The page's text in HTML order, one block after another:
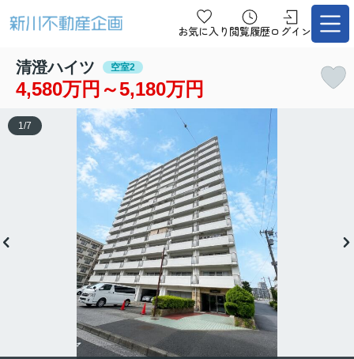
お気に入り 閲覧履歴ログイン
清澄ハイツ 空室2
4,580万円～5,180万円
1 /7